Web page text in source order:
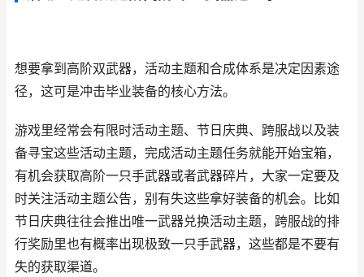
想要拿到高阶双武器，活动主题和合成体系是决定因素途
径，这可是冲击毕业装备的核心方法。
游戏里经常会有限时活动主题、节日庆典、跨服战以及装
备寻宝这些活动主题，完成活动主题任务就能开始宝箱，
有机会获取高阶一只手武器或者武器碎片，大家一定要及
时关注活动主题公告，别有失这些拿好装备的机会。比如
节日庆典往往会推出唯一武器兑换活动主题，跨服战的排
行奖励里也有概率出现极致一只手武器，这些都是不要有
失的获取渠道。